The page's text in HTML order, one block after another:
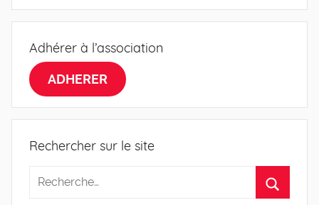
Adhérer à l’association
ADHERER
Rechercher sur le site